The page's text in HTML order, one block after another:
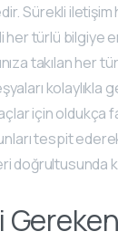
Sürekli iletişim
her türlü bilgiye
takılan her
kolaylıkla
için oldukça
tespit
doğrultusunda